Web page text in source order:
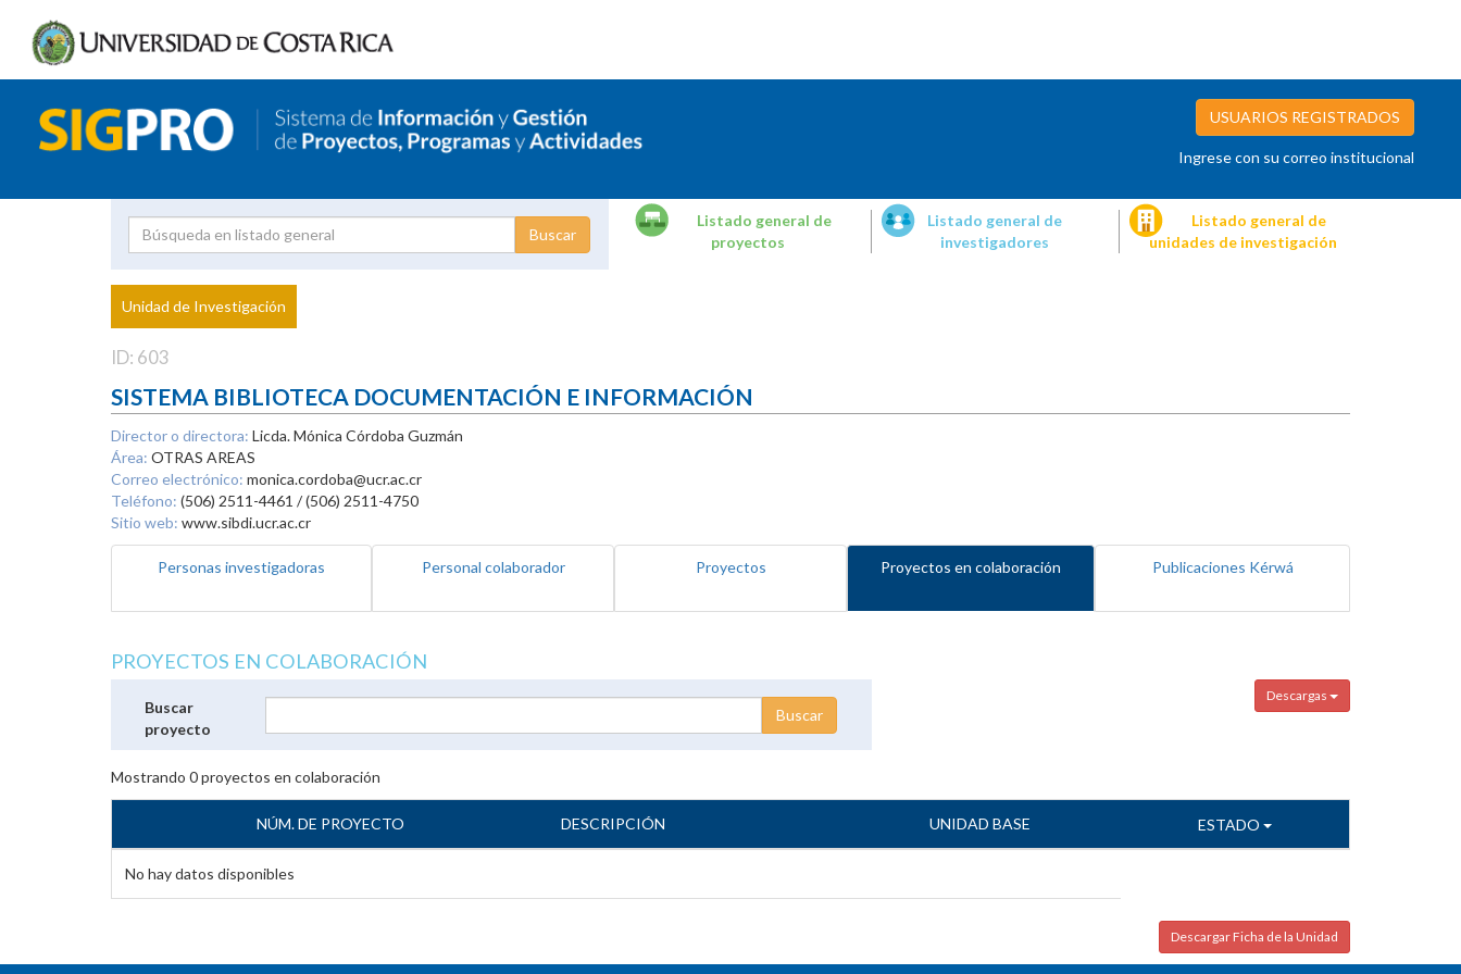
USUARIOS REGISTRADOS
Ingrese con su correo institucional
Proyecto
Investigador
Listado general de
proyectos
Listado general de
investigadores
Listado general de
unidades de investigación
Unidad de Investigación
ID: 603
SISTEMA BIBLIOTECA DOCUMENTACIÓN E INFORMACIÓN
Director o directora: Licda. Mónica Córdoba Guzmán
Área: OTRAS AREAS
Correo electrónico: monica.cordoba@ucr.ac.cr
Teléfono: (506) 2511-4461 / (506) 2511-4750
Sitio web: www.sibdi.ucr.ac.cr
Personas investigadoras Personal colaborador Proyectos Proyectos en colaboración Publicaciones Kérwá
PROYECTOS EN COLABORACIÓN
Descargas
Buscar
proyecto
Mostrando 0proyectos en colaboración
NÚM. DE PROYECTO DESCRIPCIÓN UNIDAD BASE ESTADO
No hay datos disponibles
Descargar Ficha de la Unidad